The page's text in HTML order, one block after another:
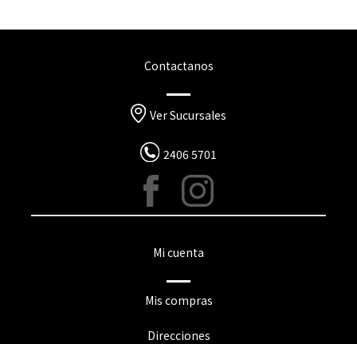
Contactanos
Ver Sucursales
2406 5701
Mi cuenta
Mis compras
Direcciones